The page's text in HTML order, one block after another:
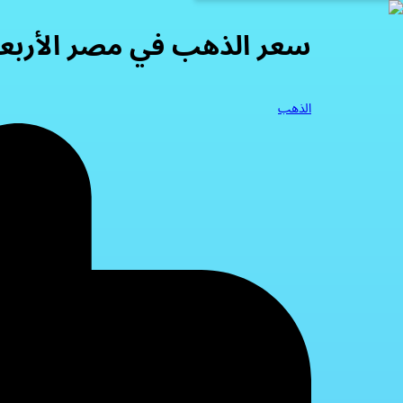
سعر الذهب في مصر الأربعاء 08/04/
الذهب